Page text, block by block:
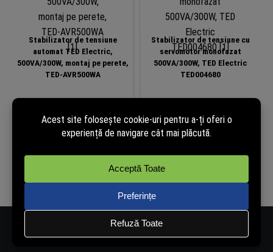
Stabilizator de tensiune
automat TED Electric,
500VA/300W, montaj pe perete,
TED-AVR500WA
240,58lei
În stoc
Adaugă în coș
Stabilizator de tensiune cu
servomotor monofazat
500VA/300W, TED Electric
TED004680
259,74lei
În stoc
Adaugă în coș
Număr de telefon - 0334.405.358